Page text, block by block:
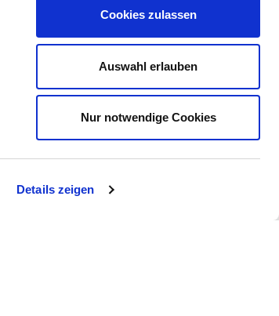
Details zeigen
Cookies zulassen
Auswahl erlauben
Nur notwendige Cookies
Story 2
Story 3